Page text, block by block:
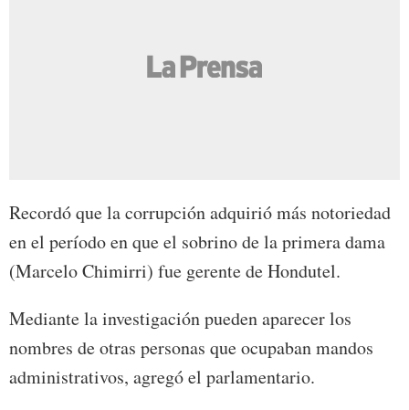
Recordó que la corrupción adquirió más notoriedad
en el período en que el sobrino de la primera dama
(Marcelo Chimirri) fue gerente de Hondutel.
Mediante la investigación pueden aparecer los
nombres de otras personas que ocupaban mandos
administrativos, agregó el parlamentario.